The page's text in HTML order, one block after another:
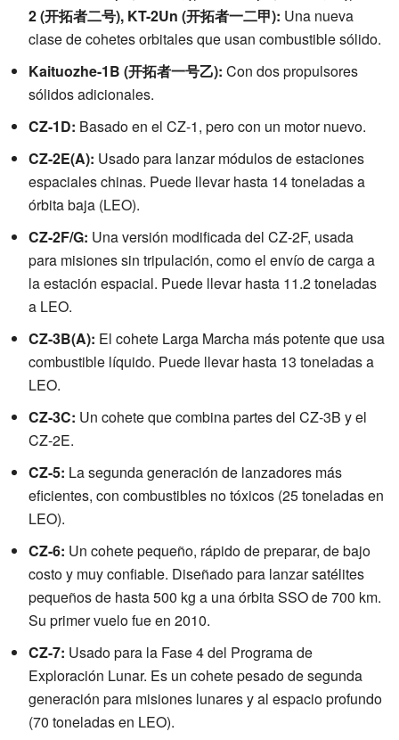
2 (开拓者二号), KT-2Un (开拓者一二甲): Una nueva
clase de cohetes orbitales que usan combustible sólido.
Kaituozhe-1B (开拓者一号乙): Con dos propulsores
sólidos adicionales.
CZ-1D: Basado en el CZ-1, pero con un motor nuevo.
CZ-2E(A): Usado para lanzar módulos de estaciones
espaciales chinas. Puede llevar hasta 14 toneladas a
órbita baja (LEO).
CZ-2F/G: Una versión modificada del CZ-2F, usada
para misiones sin tripulación, como el envío de carga a
la estación espacial. Puede llevar hasta 11.2 toneladas
a LEO.
CZ-3B(A): El cohete Larga Marcha más potente que usa
combustible líquido. Puede llevar hasta 13 toneladas a
LEO.
CZ-3C: Un cohete que combina partes del CZ-3B y el
CZ-2E.
CZ-5: La segunda generación de lanzadores más
eficientes, con combustibles no tóxicos (25 toneladas en
LEO).
CZ-6: Un cohete pequeño, rápido de preparar, de bajo
costo y muy confiable. Diseñado para lanzar satélites
pequeños de hasta 500 kg a una órbita SSO de 700 km.
Su primer vuelo fue en 2010.
CZ-7: Usado para la Fase 4 del Programa de
Exploración Lunar. Es un cohete pesado de segunda
generación para misiones lunares y al espacio profundo
(70 toneladas en LEO).